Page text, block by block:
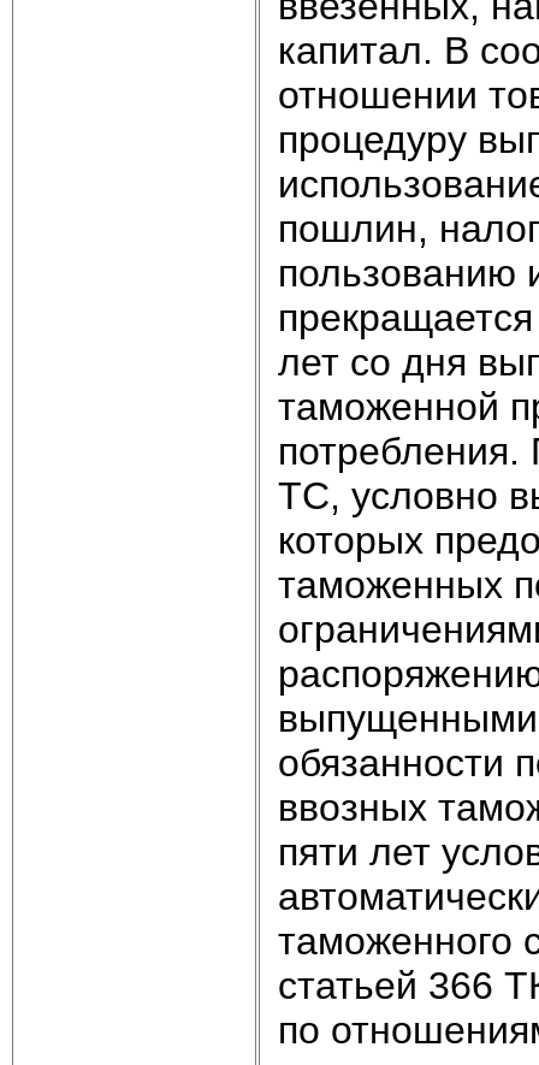
капитал. В
отношении
процедуру
пошлин,
пользованию
лет со дня
таможенной
потребления.
ТС, условно
которых
таможенных
обязанности
ввозных
пяти лет
таможенного
статьей 366
по